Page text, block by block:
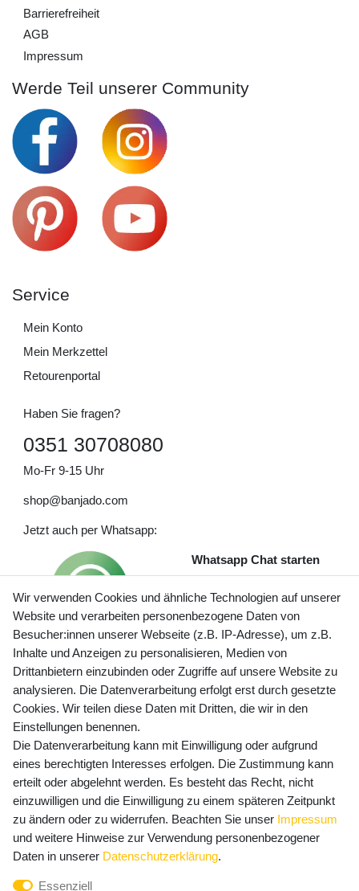
Barrierefreiheit
AGB
Impressum
Werde Teil unserer Community
Service
Mein Konto
Mein Merkzettel
Retourenportal
Haben Sie fragen?
0351 30708080
Mo-Fr 9-15 Uhr
shop@banjado.com
Jetzt auch per Whatsapp:
Whatsapp Chat starten
Preisangaben inkl. gesetzl. MwSt. und zzgl. Service- und
Versandkosten
Newsletter Anmeldung - Keine Angebote
mehr verpassen!
E-MAIL **
Newsletter
Honig
Hiermit bestätige ich, dass ich dieDaten­schutz­erklärung
Wir verwenden Cookies und ähnliche Technologien auf unserer
Website und verarbeiten personenbezogene Daten von
Besucher:innen unserer Webseite (z.B. IP-Adresse), um z.B.
Inhalte und Anzeigen zu personalisieren, Medien von
Drittanbietern einzubinden oder Zugriffe auf unsere Website zu
analysieren. Die Datenverarbeitung erfolgt erst durch gesetzte
Cookies. Wir teilen diese Daten mit Dritten, die wir in den
Einstellungen benennen.
Die Datenverarbeitung kann mit Einwilligung oder aufgrund
eines berechtigten Interesses erfolgen. Die Zustimmung kann
erteilt oder abgelehnt werden. Es besteht das Recht, nicht
einzuwilligen und die Einwilligung zu einem späteren Zeitpunkt
zu ändern oder zu widerrufen. Beachten Sie unser Impressum
und weitere Hinweise zur Verwendung personenbezogener
Daten in unserer Daten­schutz­erklärung.
Essenziell